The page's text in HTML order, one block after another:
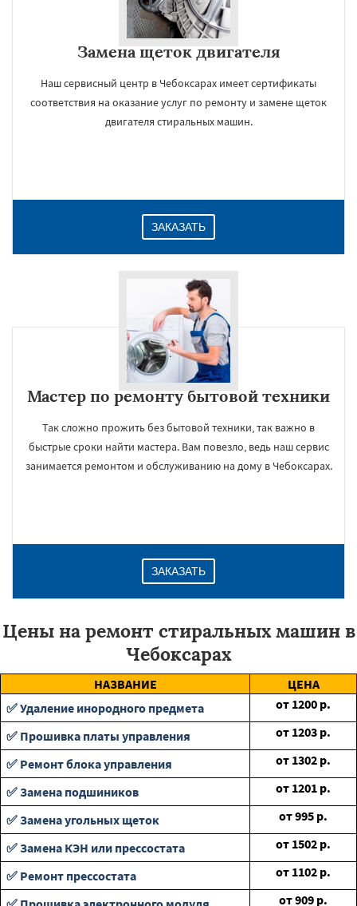
Замена щеток двигателя
Наш сервисный центр в Чебоксарах имеет сертификаты
соответствия на оказание услуг по ремонту и замене щеток
двигателя стиральных машин.
ЗАКАЗАТЬ
Мастер по ремонту бытовой техники
Так сложно прожить без бытовой техники, так важно в
быстрые сроки найти мастера. Вам повезло, ведь наш сервис
занимается ремонтом и обслуживанию на дому в Чебоксарах.
ЗАКАЗАТЬ
Цены на ремонт стиральных машин в
Чебоксарах
НАЗВАНИЕ
ЦЕНА
✅ Удаление инородного предмета
от 1200 р.
✅ Прошивка платы управления
от 1203 р.
✅ Ремонт блока управления
от 1302 р.
✅ Замена подшиников
от 1201 р.
✅ Замена угольных щеток
от995 р.
✅ Замена КЭН или прессостата
от 1502 р.
✅ Ремонт прессостата
от 1102 р.
от909 р.